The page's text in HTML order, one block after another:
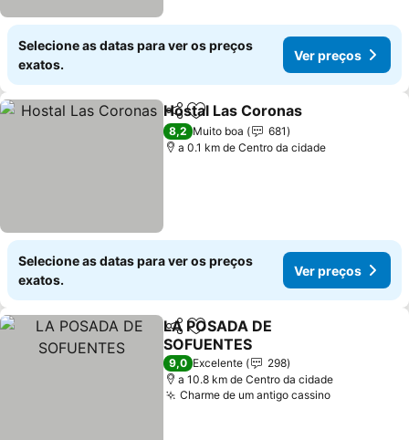
Selecione as datas para ver os preços
exatos.
Ver preços
PartilharAdicionar aos favoritos
Hostal Las Coronas
8,2 Muito boa
681
a 0.1 km de Centro da cidade
Selecione as datas para ver os preços
exatos.
Ver preços
PartilharAdicionar aos favoritos
LA POSADA DE
SOFUENTES
9,0 Excelente
298
a 10.8 km de Centro da cidade
Charme de um antigo cassino